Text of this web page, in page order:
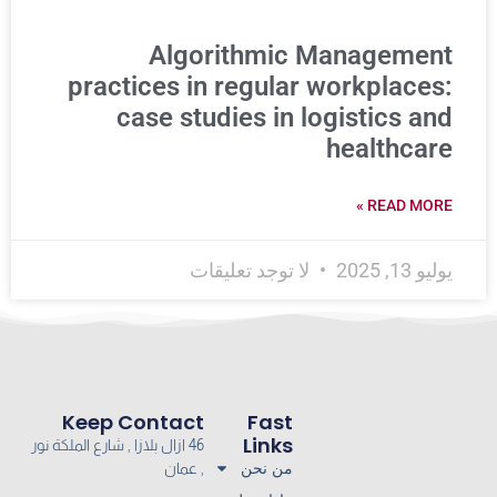
Algorithmic Management
practices in regular workplaces:
case studies in logistics and
healthcare
READ MORE »
يوليو 13, 2025 لا توجد تعليقات
Fast
Links
من نحن
Keep Contact
46 ازال بلازا , شارع الملكة نور
, عمان